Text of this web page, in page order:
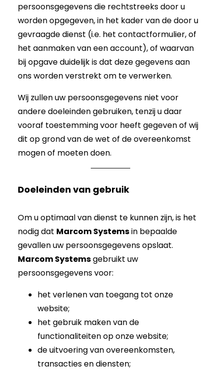
persoonsgegevens die rechtstreeks door u
worden opgegeven, in het kader van de door u
gevraagde dienst (i.e. het contactformulier, of
het aanmaken van een account), of waarvan
bij opgave duidelijk is dat deze gegevens aan
ons worden verstrekt om te verwerken.
Wij zullen uw persoonsgegevens niet voor
andere doeleinden gebruiken, tenzij u daar
vooraf toestemming voor heeft gegeven of wij
dit op grond van de wet of de overeenkomst
mogen of moeten doen.
Doeleinden van gebruik
Om u optimaal van dienst te kunnen zijn, is het
nodig dat Marcom Systemsin bepaalde
gevallen uw persoonsgegevens opslaat.
Marcom Systemsgebruikt uw
persoonsgegevens voor:
het verlenen van toegang tot onze
website;
het gebruik maken van de
functionaliteiten op onze website;
de uitvoering van overeenkomsten,
transacties en diensten;
Noodzakelijk
Deze cookies
zijn niet
optioneel. Ze
zijn nodig
functioneren.